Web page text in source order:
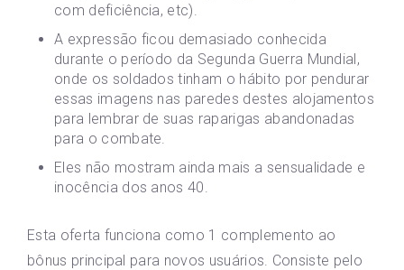
com deficiência, etc).
A expressão ficou demasiado conhecida
durante o período da Segunda Guerra Mundial,
onde os soldados tinham o hábito por pendurar
essas imagens nas paredes destes alojamentos
para lembrar de suas raparigas abandonadas
para o combate.
Eles não mostram ainda mais a sensualidade e
inocência dos anos 40.
Esta oferta funciona como 1 complemento ao
bônus principal para novos usuários. Consiste pelo